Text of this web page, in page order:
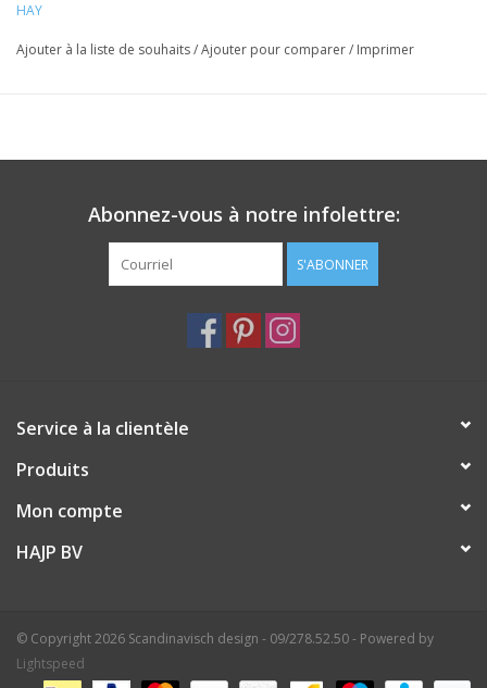
HAY
Ajouter à la liste de souhaits/Ajouter pour comparer/ Imprimer
Abonnez-vous à notre infolettre:
S'ABONNER
Service à la clientèle
Produits
Mon compte
HAJP BV
© Copyright 2026 Scandinavisch design - 09/278.52.50 - Powered by
Lightspeed